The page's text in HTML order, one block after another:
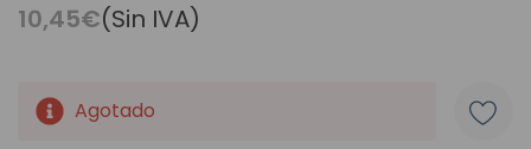
10,45€(Sin IVA)
UnidadesAgotado